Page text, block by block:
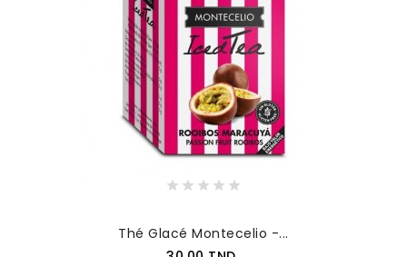
Thé Glacé Montecelio -...